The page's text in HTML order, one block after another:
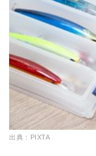
出典：PIXTA